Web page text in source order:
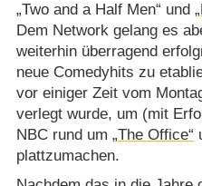
„Two and a Half Men“ und
Dem Network gelang es
weiterhin überragend
neue Comedyhits zu
vor einiger Zeit vom
verlegt wurde, um (mit
NBC rund um „The Office“
plattzumachen.